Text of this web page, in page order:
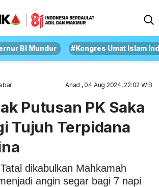
BI Mundur #Kongres Umat Islam
Ahad , 04 Aug 2024, 22:02 WIB
Putusan PK Saka
Tujuh Terpidana
dikabulkan Mahkamah
angin segar bagi 7 napi